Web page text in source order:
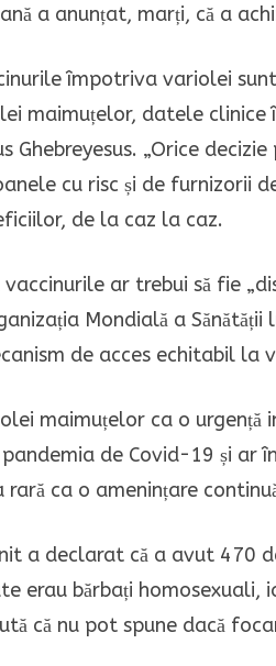
a anunțat, marți, că a
împotriva variolei
maimuțelor, datele clinice
Ghebreyesus. „Orice
cu risc și de furnizorii
de la caz la caz.
vaccinurile ar trebui să fie
Mondială a
de acces echitabil la
maimuțelor ca o
de Covid-19 și ar
rară ca o amenințare
a declarat că a avut 470
erau bărbați homosexuali,
că nu pot spune dacă